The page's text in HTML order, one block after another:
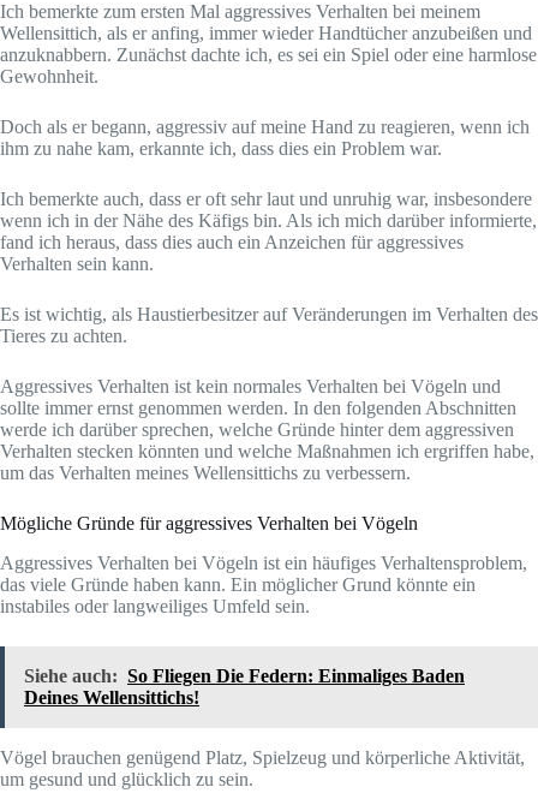
Ich bemerkte zum ersten Mal aggressives Verhalten bei meinem
Wellensittich, als er anfing, immer wieder Handtücher anzubeißen und
anzuknabbern. Zunächst dachte ich, es sei ein Spiel oder eine harmlose
Gewohnheit.
Doch als er begann, aggressiv auf meine Hand zu reagieren, wenn ich
ihm zu nahe kam, erkannte ich, dass dies ein Problem war.
Ich bemerkte auch, dass er oft sehr laut und unruhig war, insbesondere
wenn ich in der Nähe des Käfigs bin. Als ich mich darüber informierte,
fand ich heraus, dass dies auch ein Anzeichen für aggressives
Verhalten sein kann.
Es ist wichtig, als Haustierbesitzer auf Veränderungen im Verhalten des
Tieres zu achten.
Aggressives Verhalten ist kein normales Verhalten bei Vögeln und
sollte immer ernst genommen werden. In den folgenden Abschnitten
werde ich darüber sprechen, welche Gründe hinter dem aggressiven
Verhalten stecken könnten und welche Maßnahmen ich ergriffen habe,
um das Verhalten meines Wellensittichs zu verbessern.
Mögliche Gründe für aggressives Verhalten bei Vögeln
Aggressives Verhalten bei Vögeln ist ein häufiges Verhaltensproblem,
das viele Gründe haben kann. Ein möglicher Grund könnte ein
instabiles oder langweiliges Umfeld sein.
Siehe auch: So Fliegen Die Federn: Einmaliges Baden
Deines Wellensittichs!
Vögel brauchen genügend Platz, Spielzeug und körperliche Aktivität,
um gesund und glücklich zu sein.